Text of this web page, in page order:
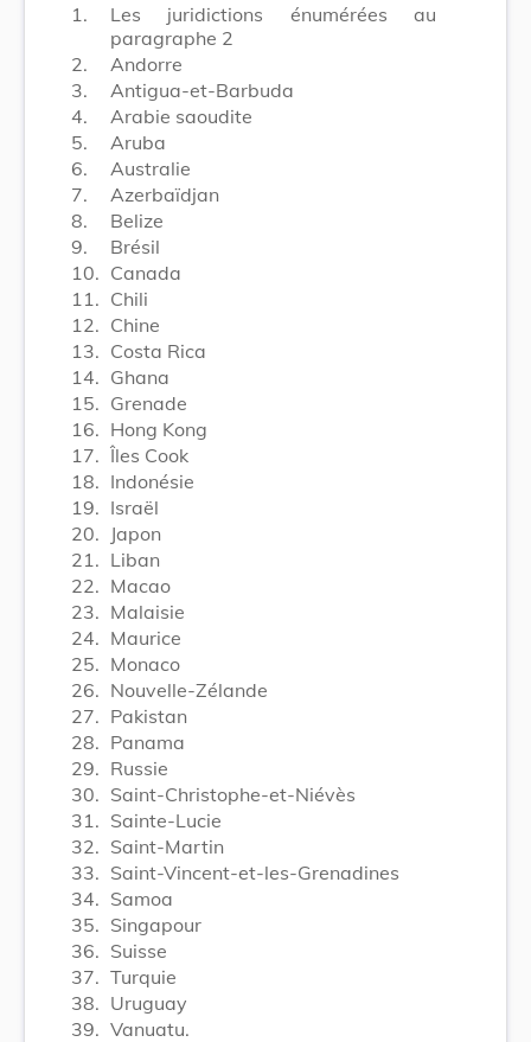
1.
Les juridictions énumérées au
paragraphe 2
2.
Andorre
3.
Antigua-et-Barbuda
4.
Arabie saoudite
5.
Aruba
6.
Australie
7.
Azerbaïdjan
8.
Belize
9.
Brésil
10. Canada
11. Chili
12. Chine
13. Costa Rica
14. Ghana
15. Grenade
16. Hong Kong
17. Îles Cook
18. Indonésie
19. Israël
20. Japon
21. Liban
22. Macao
23. Malaisie
24. Maurice
25. Monaco
26. Nouvelle-Zélande
27. Pakistan
28. Panama
29. Russie
30. Saint-Christophe-et-Niévès
31. Sainte-Lucie
32. Saint-Martin
33. Saint-Vincent-et-les-Grenadines
34. Samoa
35. Singapour
36. Suisse
37. Turquie
38. Uruguay
39. Vanuatu.